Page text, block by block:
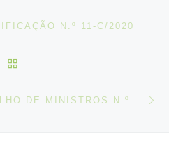
N.º 11-C/2020